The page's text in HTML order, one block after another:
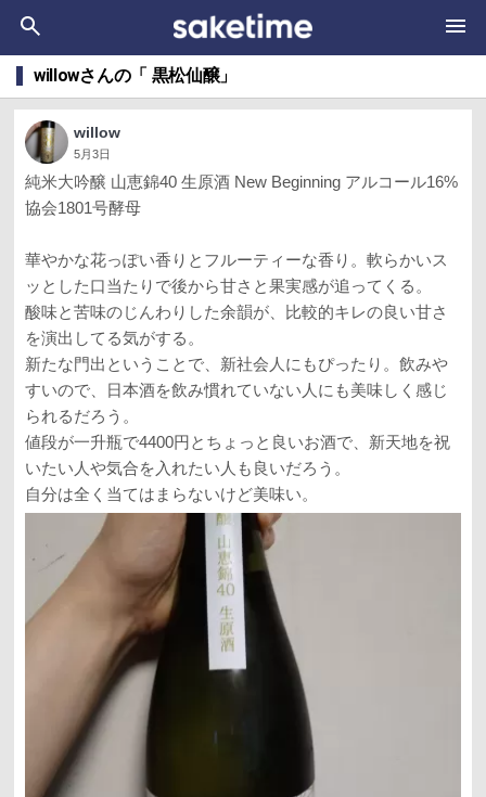
willowさんの「 黒松仙醸」
willow
5月3日
純米大吟醸 山恵錦40 生原酒 New Beginning アルコール16%
協会1801号酵母
華やかな花っぽい香りとフルーティーな香り。軟らかいス
ッとした口当たりで後から甘さと果実感が追ってくる。
酸味と苦味のじんわりした余韻が、比較的キレの良い甘さ
を演出してる気がする。
新たな門出ということで、新社会人にもぴったり。飲みや
すいので、日本酒を飲み慣れていない人にも美味しく感じ
られるだろう。
値段が一升瓶で4400円とちょっと良いお酒で、新天地を祝
いたい人や気合を入れたい人も良いだろう。
自分は全く当てはまらないけど美味い。